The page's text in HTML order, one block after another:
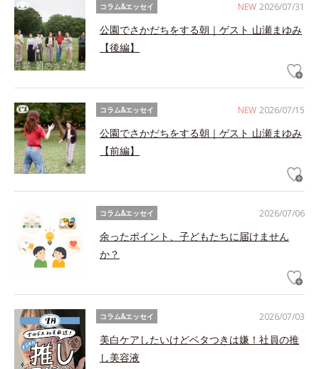
NEW 2026/07/31
コラム&エッセイ
公園でさかだちをする朝｜ゲスト 山瀬まゆみ
【後編】
NEW 2026/07/15
コラム&エッセイ
公園でさかだちをする朝｜ゲスト 山瀬まゆみ
【前編】
2026/07/06
コラム&エッセイ
余ったポイント、子どもたちに届けません
か？
2026/07/03
コラム&エッセイ
美白ケアしたいけどベタつきは嫌！社員の推
し美容液